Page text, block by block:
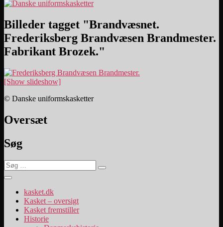
Billeder tagget "Brandvæsnet.
Frederiksberg Brandvæsen Brandmester.
Fabrikant Brozek."
[Show slideshow]
© Danske uniformskasketter
Oversæt
Søg
Søg
efter:
Søg
kasket.dk
Kasket – oversigt
Kasket fremstiller
Historie